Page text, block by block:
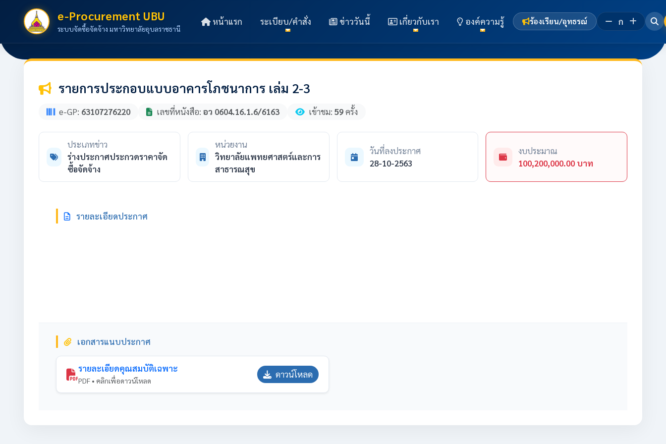
e-Procurement UBU
ระบบจัดซื้อจัดจ้าง มหาวิทยาลัยอุบลราชธานี
หน้าแรก ระเบียบ/คำสั่ง ข่าววันนี้ เกี่ยวกับเรา องค์ความรู้ ร้องเรียน/อุทธรณ์ ก
รายการประกอบแบบอาคารโภชนาการ เล่ม 2-3
e-GP: 63107276220 เลขที่หนังสือ: อว 0604.16.1.6/6163 เข้าชม: 59ครั้ง
ประเภทข่าว
ร่างประกาศประกวดราคาจัด
ซื้อจัดจ้าง
หน่วยงาน
วิทยาลัยแพทยศาสตร์และการ
สาธารณสุข
วันที่ลงประกาศ
28-10-2563
งบประมาณ
100,200,000.00 บาท
รายละเอียดประกาศ
เอกสารแนบประกาศ
รายละเอียดคุณสมบัติเฉพาะ
PDF • คลิกเพื่อดาวน์โหลด
ดาวน์โหลด